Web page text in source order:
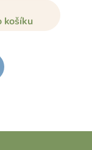
košíku